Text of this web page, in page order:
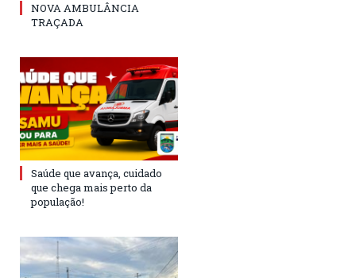
NOVA AMBULÂNCIA
TRAÇADA
Saúde que avança, cuidado
que chega mais perto da
população!